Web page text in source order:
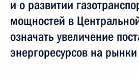
и о развитии
мощностей в
означать увеличение
энергоресурсов на